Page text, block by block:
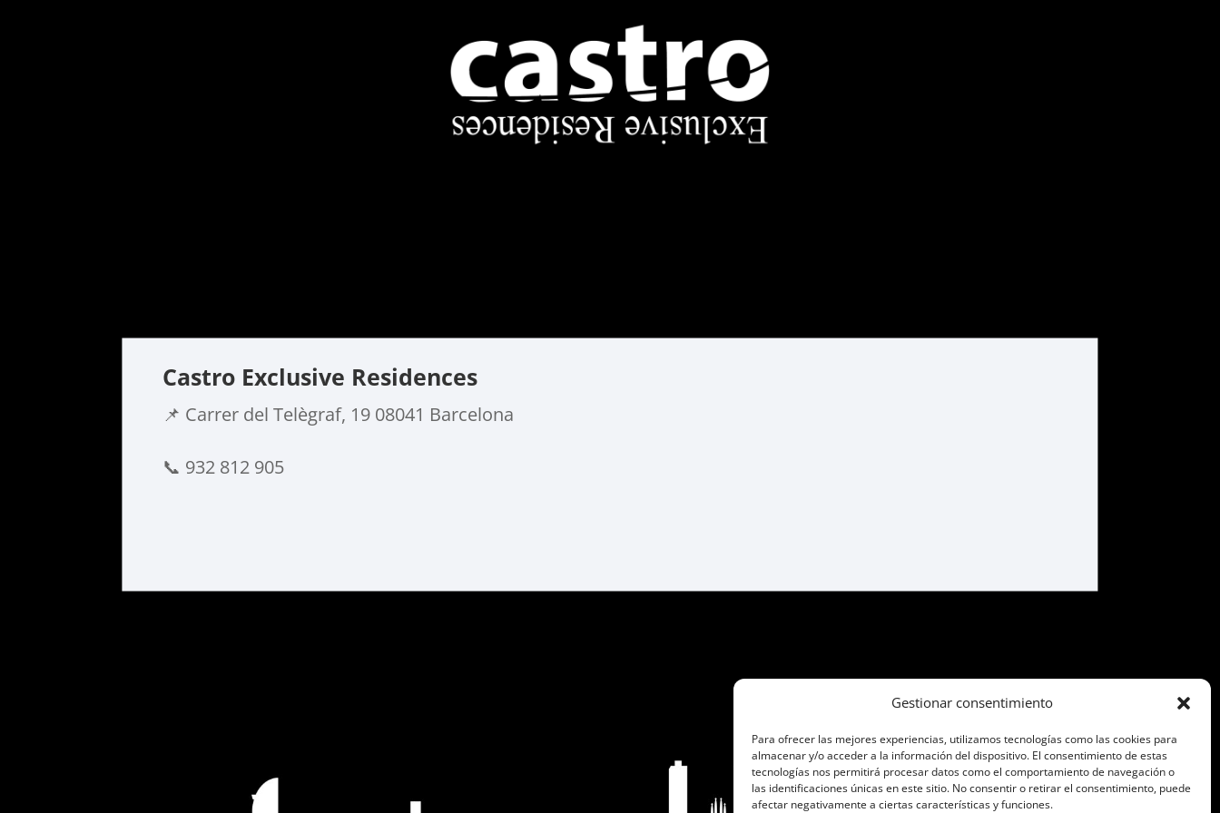
Gestionar consentimiento
Para ofrecer las mejores experiencias, utilizamos tecnologías como las cookies para
almacenar y/o acceder a la información del dispositivo. El consentimiento de estas
tecnologías nos permitirá procesar datos como el comportamiento de navegación o
las identificaciones únicas en este sitio. No consentir o retirar el consentimiento, puede
afectar negativamente a ciertas características y funciones.
Castro Exclusive Residences
📌 Carrer del Telègraf, 19 08041 Barcelona
📞 932 812 905